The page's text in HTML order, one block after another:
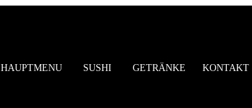
HAUPTMENU SUSHI GETRÄNKE KONTAKT